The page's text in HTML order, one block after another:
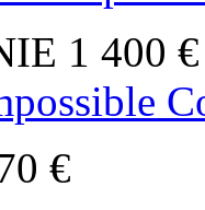
1 400 €
€